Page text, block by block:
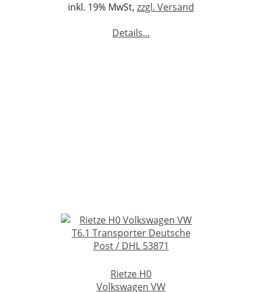
inkl. 19% MwSt, zzgl. Versand
Details...
Rietze H0
Volkswagen VW